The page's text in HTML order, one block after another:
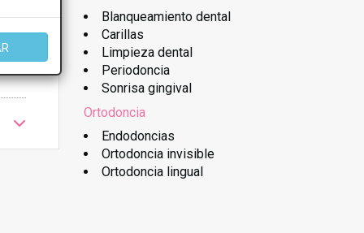
Blanqueamiento dental
Carillas
Limpieza dental
Periodoncia
Sonrisa gingival
Ortodoncia
Endodoncias
Ortodoncia invisible
Ortodoncia lingual